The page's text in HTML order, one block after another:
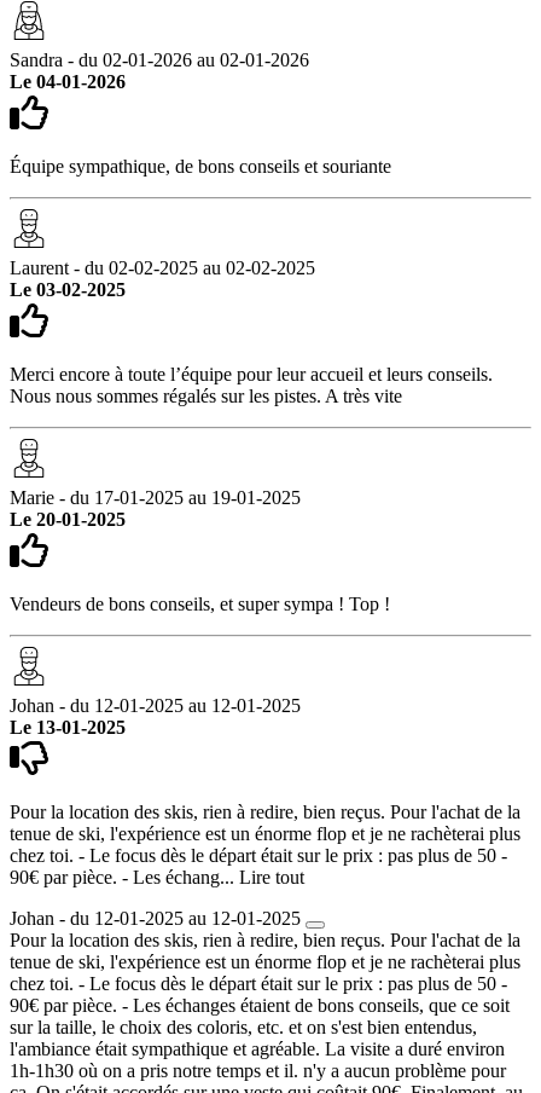
Sandra - du 02-01-2026 au 02-01-2026
Le 04-01-2026
Équipe sympathique, de bons conseils et souriante
Laurent - du 02-02-2025 au 02-02-2025
Le 03-02-2025
Merci encore à toute l’équipe pour leur accueil et leurs conseils.
Nous nous sommes régalés sur les pistes. A très vite
Marie - du 17-01-2025 au 19-01-2025
Le 20-01-2025
Vendeurs de bons conseils, et super sympa ! Top !
Johan - du 12-01-2025 au 12-01-2025
Le 13-01-2025
Pour la location des skis, rien à redire, bien reçus. Pour l'achat de la
tenue de ski, l'expérience est un énorme flop et je ne rachèterai plus
chez toi. - Le focus dès le départ était sur le prix : pas plus de 50 -
90€ par pièce. - Les échang... Lire tout
Johan - du 12-01-2025 au 12-01-2025
Pour la location des skis, rien à redire, bien reçus. Pour l'achat de la
tenue de ski, l'expérience est un énorme flop et je ne rachèterai plus
chez toi. - Le focus dès le départ était sur le prix : pas plus de 50 -
90€ par pièce. - Les échanges étaient de bons conseils, que ce soit
sur la taille, le choix des coloris, etc. et on s'est bien entendus,
l'ambiance était sympathique et agréable. La visite a duré environ
1h-1h30 où on a pris notre temps et il. n'y a aucun problème pour